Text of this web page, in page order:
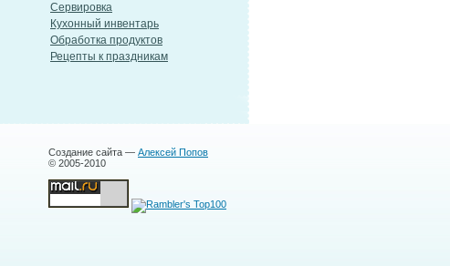
Сервировка
Кухонный инвентарь
Обработка продуктов
Рецепты к праздникам
Создание сайта — Алексей Попов
© 2005-2010